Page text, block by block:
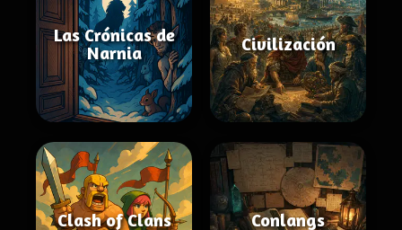
Las Crónicas de
Narnia
Civilización
Clash of Clans Conlangs